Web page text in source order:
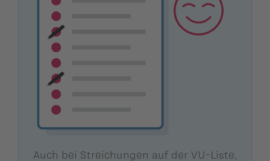
Auch bei Streichungen auf der VU-Liste,